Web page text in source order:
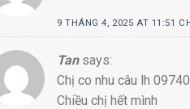
9 THÁNG 4, 2025 AT 11:51
Tan says:
Chị co nhu câu lh
Chiều chị hết mình